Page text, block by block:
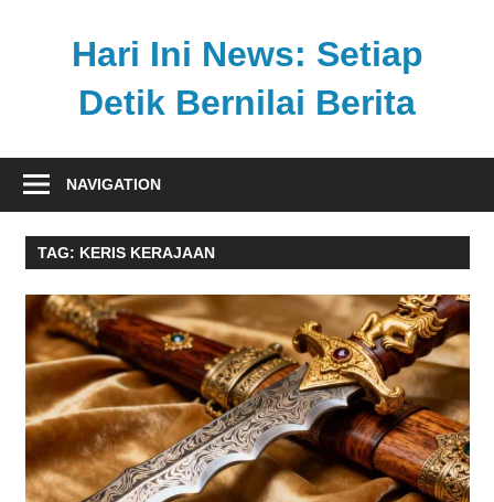
Hari Ini News: Setiap
Detik Bernilai Berita
nasional
internasional
tercepat
henti
NAVIGATION
TAG: KERIS KERAJAAN